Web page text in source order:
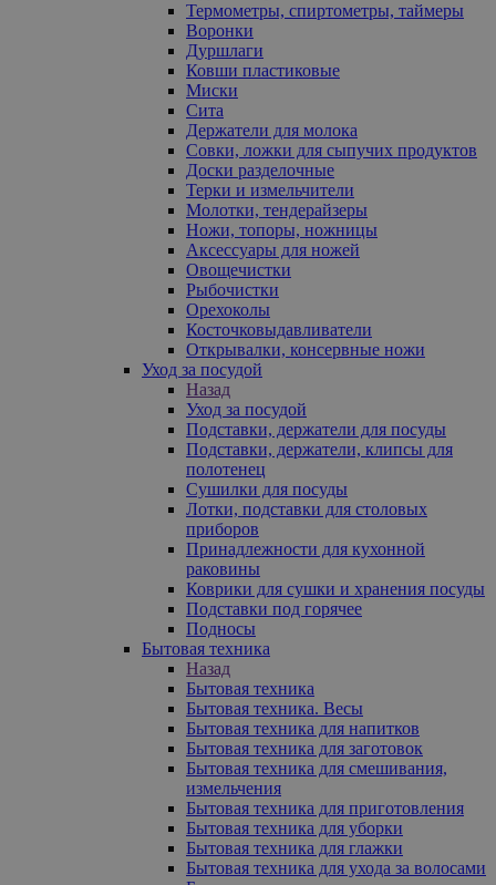
Термометры, спиртометры, таймеры
Воронки
Дуршлаги
Ковши пластиковые
Миски
Сита
Держатели для молока
Совки, ложки для сыпучих продуктов
Доски разделочные
Терки и измельчители
Молотки, тендерайзеры
Ножи, топоры, ножницы
Аксессуары для ножей
Овощечистки
Рыбочистки
Орехоколы
Косточковыдавливатели
Открывалки, консервные ножи
Уход за посудой
Назад
Уход за посудой
Подставки, держатели для посуды
Подставки, держатели, клипсы для
полотенец
Сушилки для посуды
Лотки, подставки для столовых
приборов
Принадлежности для кухонной
раковины
Коврики для сушки и хранения посуды
Подставки под горячее
Подносы
Бытовая техника
Назад
Бытовая техника
Бытовая техника. Весы
Бытовая техника для напитков
Бытовая техника для заготовок
Бытовая техника для смешивания,
измельчения
Бытовая техника для приготовления
Бытовая техника для уборки
Бытовая техника для глажки
Бытовая техника для ухода за волосами